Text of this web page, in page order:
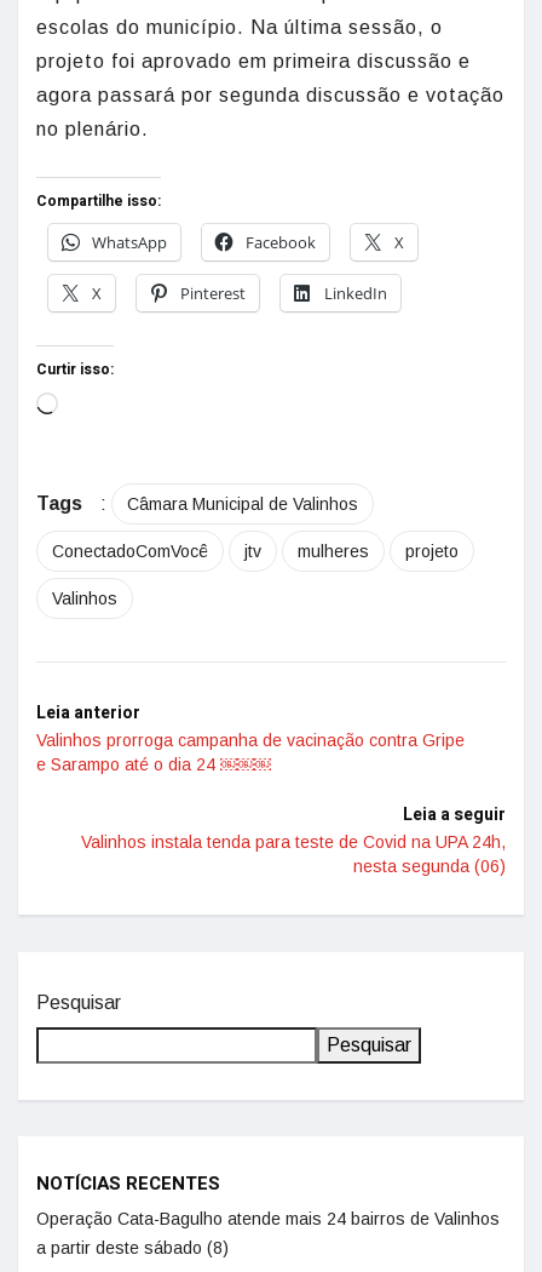
escolas do município. Na última sessão, o
projeto foi aprovado em primeira discussão e
agora passará por segunda discussão e votação
no plenário.
Compartilhe isso:
WhatsApp
Facebook X
X Pinterest LinkedIn
Curtir isso:
Tags : Câmara Municipal de Valinhos
ConectadoComVocê jtv mulheres projeto
Valinhos
Leia anterior
Valinhos prorroga campanha de vacinação contra Gripe
e Sarampo até o dia 24 ￼￼￼
Leia a seguir
Valinhos instala tenda para teste de Covid na UPA 24h,
nesta segunda (06)
Pesquisar
Pesquisar
NOTÍCIAS RECENTES
Operação Cata-Bagulho atende mais 24 bairros de Valinhos
a partir deste sábado (8)